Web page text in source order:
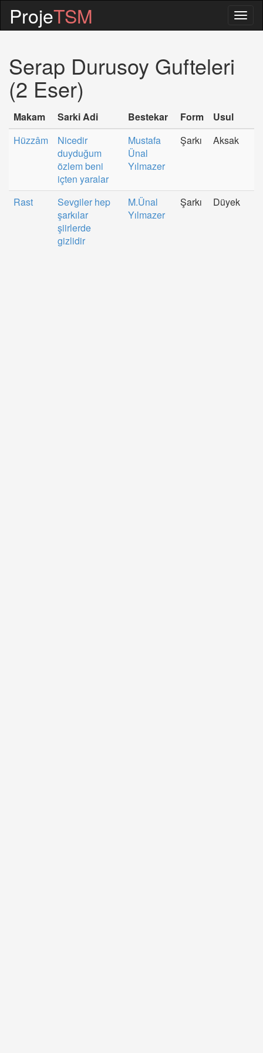
ProjeTSM
Serap Durusoy Gufteleri
(2 Eser)
Makam Sarki Adi Bestekar Form
Usul
Hüzzâm
Nicedir
duyduğum
özlem beni
içten yaralar
Mustafa
Ünal
Yılmazer
Şarkı Aksak
Rast
Sevgiler hep
şarkılar
şiirlerde
gizlidir
M.Ünal
Yılmazer
Şarkı Düyek